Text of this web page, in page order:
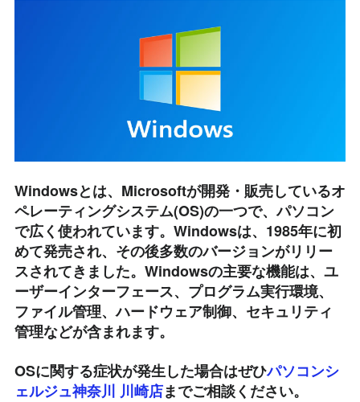
Windowsとは、Microsoftが開発・販売しているオ
ペレーティングシステム(OS)の一つで、パソコン
で広く使われています。Windowsは、1985年に初
めて発売され、その後多数のバージョンがリリー
スされてきました。Windowsの主要な機能は、ユ
ーザーインターフェース、プログラム実行環境、
ファイル管理、ハードウェア制御、セキュリティ
管理などが含まれます。
OSに関する症状が発生した場合はぜひパソコンシ
ェルジュ神奈川 川崎店までご相談ください。